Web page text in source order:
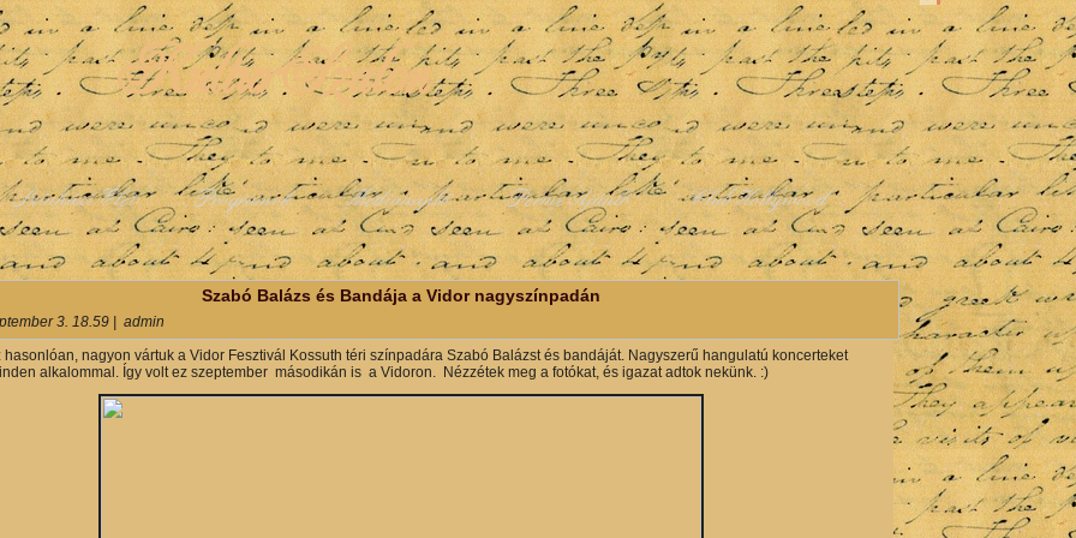
KulturSzalon
Színházi Élet Programok Médianapló Perme Ajánló Club Hollywood
Szabó Balázs és Bandája a Vidor nagyszínpadán
3. 18.59
admin
hasonlóan, nagyon vártuk a Vidor Fesztivál Kossuth téri színpadára Szabó Balázst és bandáját. Nagyszerű hangulatú koncerteket
alkalommal. Így volt ez szeptember másodikán is a Vidoron. Nézzétek meg a fotókat, és igazat adtok nekünk. :)